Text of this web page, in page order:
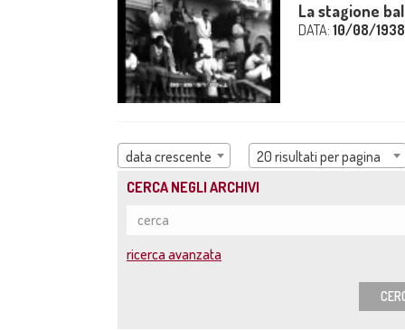
La stagione
DATA: 10/08/1938
data crescente
20 risultati per pagina
CERCA NEGLI ARCHIVI
ricerca avanzata